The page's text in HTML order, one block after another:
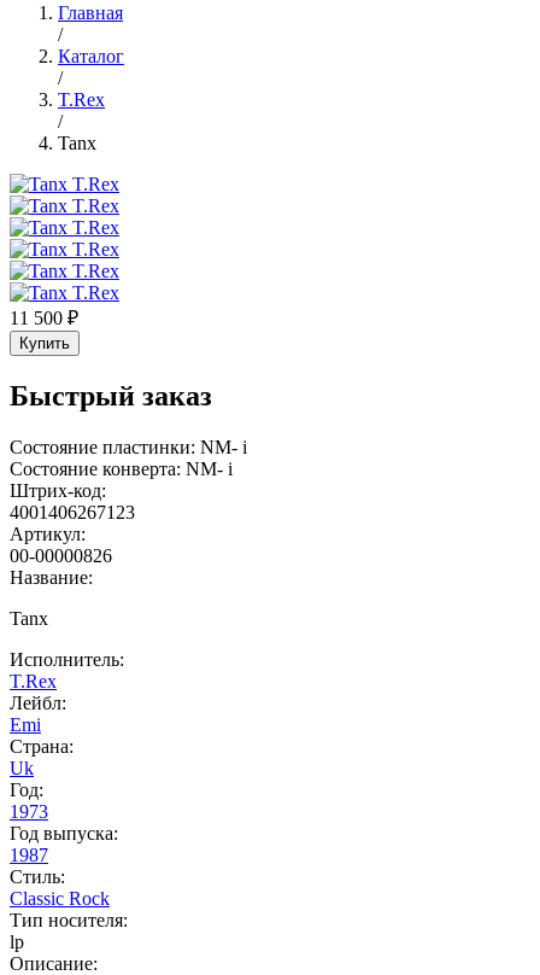
Главная
/
Каталог
/
T.Rex
/
Tanx
11 500 ₽
Купить
Быстрый заказ
Состояние пластинки: NM- i
Состояние конверта: NM- i
Штрих-код:
4001406267123
Артикул:
00-00000826
Название:
Tanx
Исполнитель:
T.Rex
Лейбл:
Emi
Страна:
Uk
Год:
1973
Год выпуска:
1987
Стиль:
Classic Rock
Тип носителя:
lp
Описание: